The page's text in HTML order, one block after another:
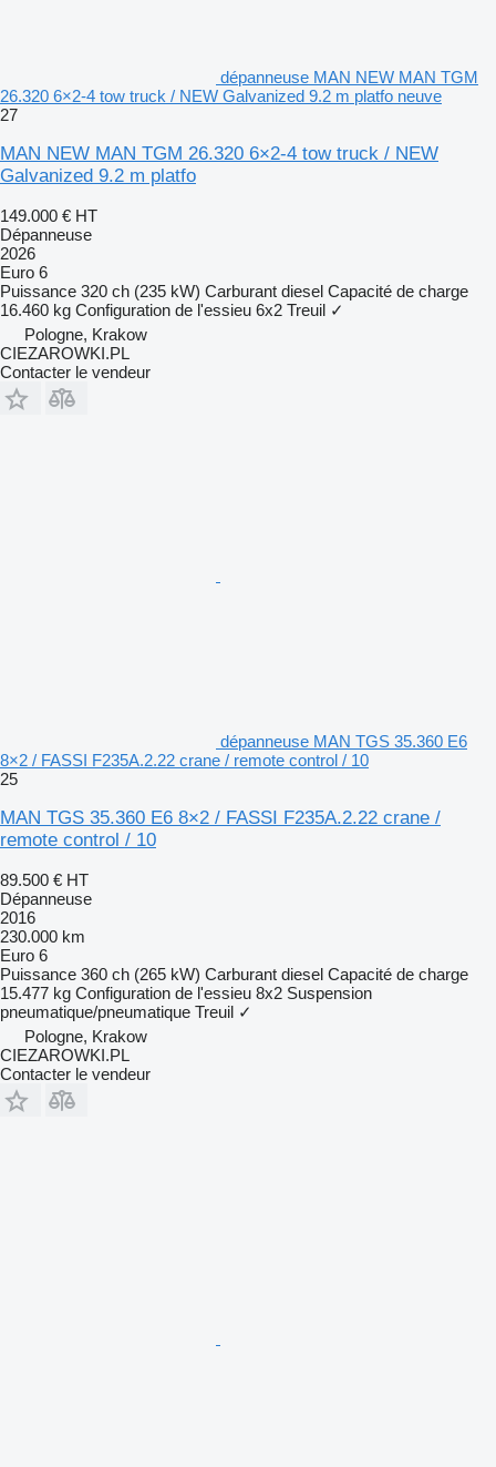
dépanneuse MAN NEW MAN TGM
26.320 6×2-4 tow truck / NEW Galvanized 9.2 m platfo neuve
27
MAN NEW MAN TGM 26.320 6×2-4 tow truck / NEW
Galvanized 9.2 m platfo
149.000 € HT
Dépanneuse
2026
Euro 6
Puissance 320 ch (235 kW) Carburant diesel Capacité de charge
16.460 kg Configuration de l'essieu 6x2 Treuil ✓
Pologne, Krakow
CIEZAROWKI.PL
Contacter le vendeur
dépanneuse MAN TGS 35.360 E6
8×2 / FASSI F235A.2.22 crane / remote control / 10
25
MAN TGS 35.360 E6 8×2 / FASSI F235A.2.22 crane /
remote control / 10
89.500 € HT
Dépanneuse
2016
230.000 km
Euro 6
Puissance 360 ch (265 kW) Carburant diesel Capacité de charge
15.477 kg Configuration de l'essieu 8x2 Suspension
pneumatique/pneumatique Treuil ✓
Pologne, Krakow
CIEZAROWKI.PL
Contacter le vendeur